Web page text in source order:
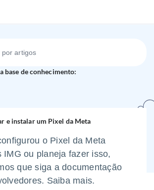
base de conhecimento:
e instalar um Pixel da Meta
o Pixel da Meta
IMG ou planeja fazer isso,
que siga a documentação
Saiba mais.